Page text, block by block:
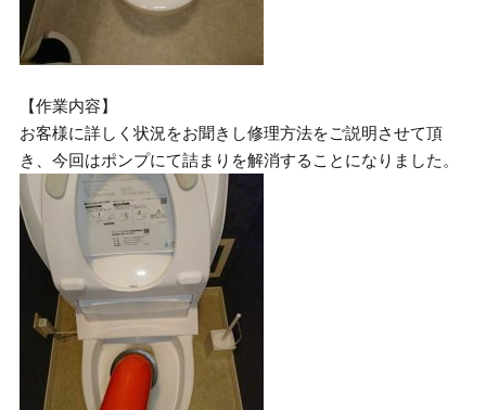
【作業内容】
お客様に詳しく状況をお聞きし修理方法をご説明させて頂
き、今回はポンプにて詰まりを解消することになりました。